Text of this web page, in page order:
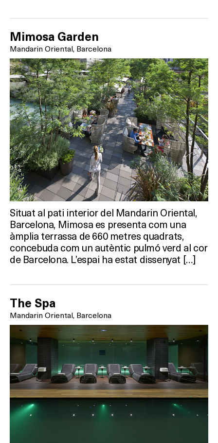
Què vols fer?
Mimosa Garden
Mandarin Oriental, Barcelona
Situat al pati interior del Mandarin Oriental,
Barcelona, Mimosa es presenta com una
àmplia terrassa de 660 metres quadrats,
concebuda com un autèntic pulmó verd al cor
de Barcelona. L’espai ha estat dissenyat […]
The Spa
Mandarin Oriental, Barcelona